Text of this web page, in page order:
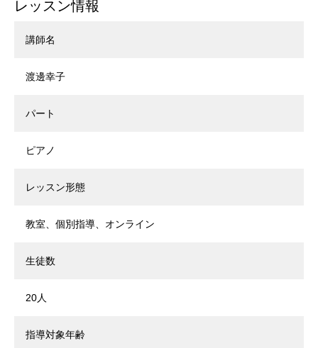
レッスン情報
講師名
渡邊幸子
パート
ピアノ
レッスン形態
教室、個別指導、オンライン
生徒数
20人
指導対象年齢